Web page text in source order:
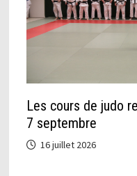
Les cours de judo
7 septembre
16 juillet 2026